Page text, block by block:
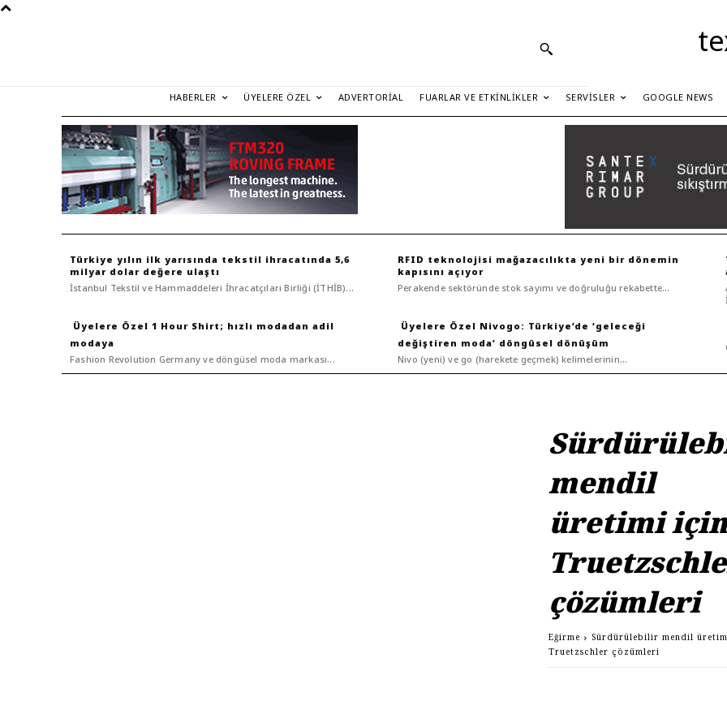
HABERLER ÜYELERE ÖZEL ADVERTORIAL FUARLAR VE ETKINLIKLER SERVISLER GOOGLE NEWS
Türkiye yılın ilk yarısında tekstil ihracatında 5,6
milyar dolar değere ulaştı
İstanbul Tekstil ve Hammaddeleri İhracatçıları Birliği (İTHİB)...
RFID teknolojisi mağazacılıkta yeni bir dönemin
kapısını açıyor
Perakende sektöründe stok sayımı ve doğruluğu rekabette...
1 Hour Shirt; hızlı modadan adil
modaya
Fashion Revolution Germany ve döngüsel moda markası...
Nivogo: Türkiye’de ‘geleceği
değiştiren moda’ döngüsel dönüşüm
Nivo (yeni) ve go (harekete geçmek) kelimelerinin...
mendil
üretimi
çözümleri
Eğirme
Sürdürülebilir mendil
Truetzschler çözümleri